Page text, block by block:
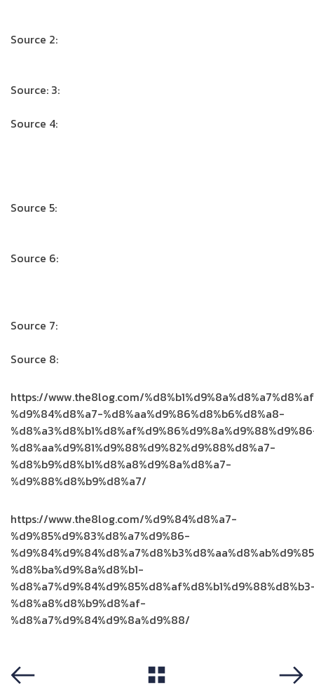
Source 2:
Source: 3:
Source 4:
Source 5:
Source 6:
Source 7:
Source 8:
https://www.the8log.com/
%d9%84%d8%a7-%d8%aa%d9%86%d8%b6%d8%a8-
%d8%aa%d9%81%d9%88%d9%82%d9%88%d8%a7-
%d8%b9%d8%b1%d8%a8%d9%8a%d8%a7-
%d9%88%d8%b9%d8%a7/
https://www.the8log.com/%d9%84%d8%a7-
%d9%85%d9%83%d8%a7%d9%86-
%d8%ba%d9%8a%d8%b1-
%d8%a8%d8%b9%d8%af-
%d8%a7%d9%84%d9%8a%d9%88/